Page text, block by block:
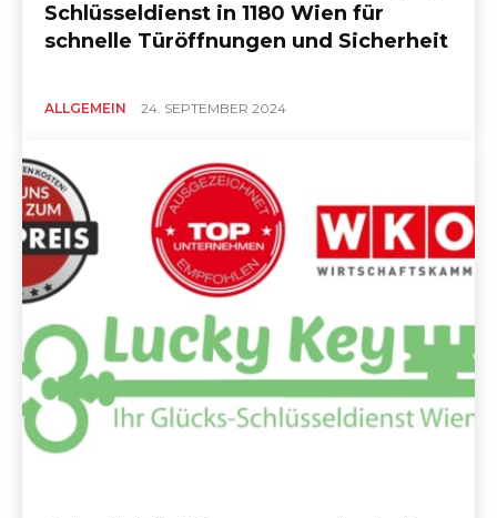
Schlüsseldienst in 1180 Wien für
schnelle Türöffnungen und Sicherheit
ALLGEMEIN 24. SEPTEMBER 2024